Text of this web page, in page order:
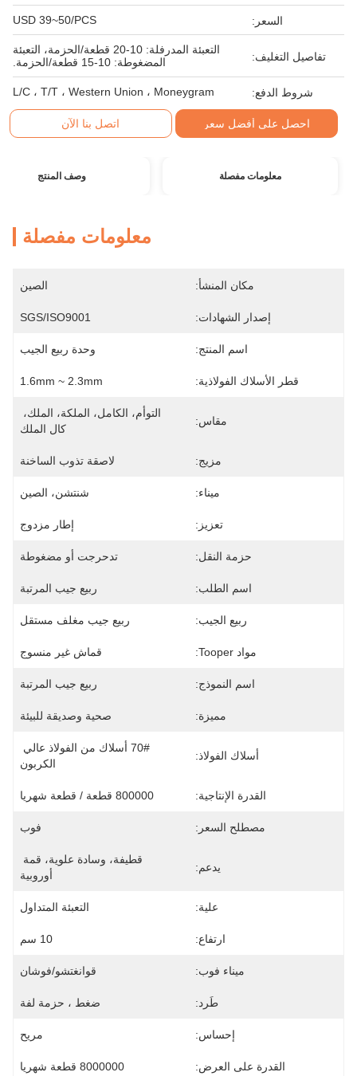
السعر: USD 39~50/PCS
تفاصيل التغليف:
التعبئة المدرفلة: 10-20 قطعة/الحزمة، التعبئة
المضغوطة: 10-15 قطعة/الحزمة.
شروط الدفع: L/C ، T/T ، Western Union ، Moneygram
احصل على أفضل سعر اتصل بنا الآن
معلومات مفصلة وصف المنتج
معلومات مفصلة
مكان المنشأ: الصين
إصدار الشهادات: SGS/ISO9001
اسم المنتج: وحدة ربيع الجيب
قطر الأسلاك الفولاذية: 1.6mm ~ 2.3mm
مقاس:
كال الملك
مزيج: لاصقة تذوب الساخنة
ميناء: شنتشن، الصين
تعزيز: إطار مزدوج
حزمة النقل: تدحرجت أو مضغوطة
اسم الطلب: ربيع جيب المرتبة
ربيع الجيب: ربيع جيب مغلف مستقل
مواد Tooper: قماش غير منسوج
اسم النموذج: ربيع جيب المرتبة
مميزة: صحية وصديقة للبيئة
أسلاك الفولاذ:
الكربون
القدرة الإنتاجية: 800000 قطعة / قطعة شهريا
مصطلح السعر: فوب
يدعم:
أوروبية
علية: التعبئة المتداول
ارتفاع: 10 سم
ميناء فوب: قوانغتشو/فوشان
طَرد: ضغط ، حزمة لفة
إحساس: مريح
القدرة على العرض: 8000000 قطعة شهريا